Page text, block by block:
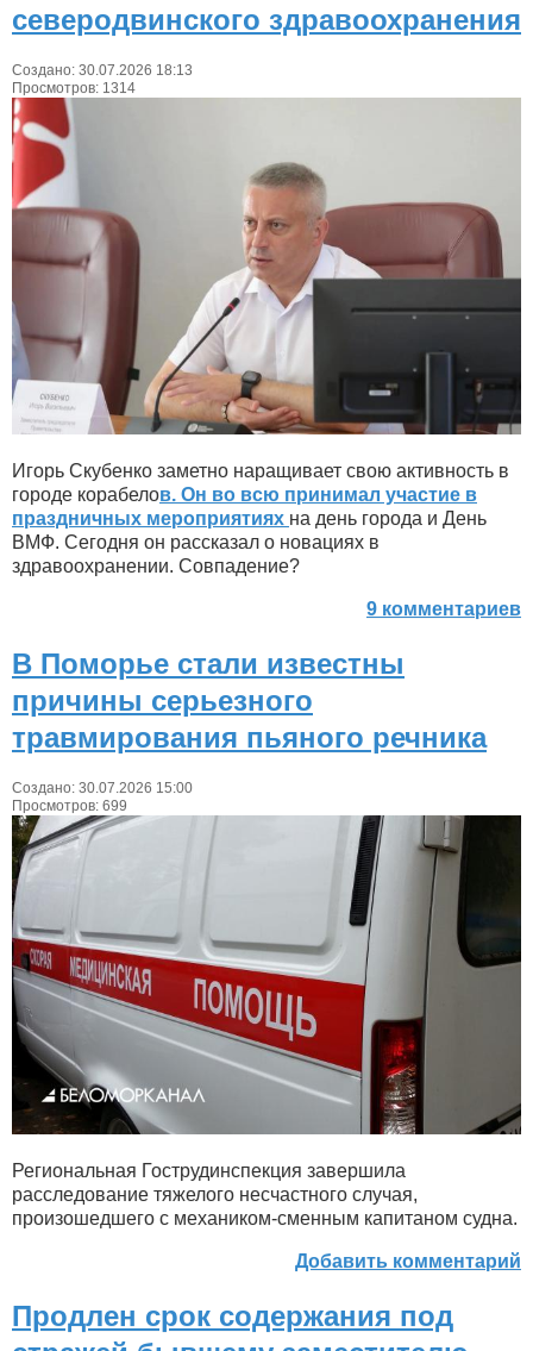
северодвинского здравоохранения
Создано: 30.07.2026 18:13
Просмотров: 1314
Игорь Скубенко заметно наращивает свою активность в
городе корабелов. Он во всю принимал участие в
праздничных мероприятиях на день города и День
ВМФ. Сегодня он рассказал о новациях в
здравоохранении. Совпадение?
9 комментариев
В Поморье стали известны
причины серьезного
травмирования пьяного речника
Создано: 30.07.2026 15:00
Просмотров: 699
Региональная Гострудинспекция завершила
расследование тяжелого несчастного случая,
произошедшего с механиком-сменным капитаном судна.
Добавить комментарий
Продлен срок содержания под